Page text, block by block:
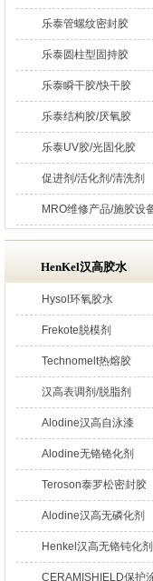
乐泰管螺纹密封胶
乐泰圆柱型固持胶
乐泰瞬干胶/快干胶
乐泰结构胶/厌氧胶
乐泰UV胶/光固化胶
促进剂/活化剂/清洗剂
MRO维修产品/施胶设
HenKel汉高胶水
Hysol环氧胶水
Frekote脱模剂
Technomelt热熔胶
汉高表调剂/脱脂剂
Alodine汉高自泳漆
Alodine无铬铬化剂
Teroson泰罗松密封胶
Alodine汉高无磷化剂
Henkel汉高无铬钝化剂
CERAMISHIELD保护